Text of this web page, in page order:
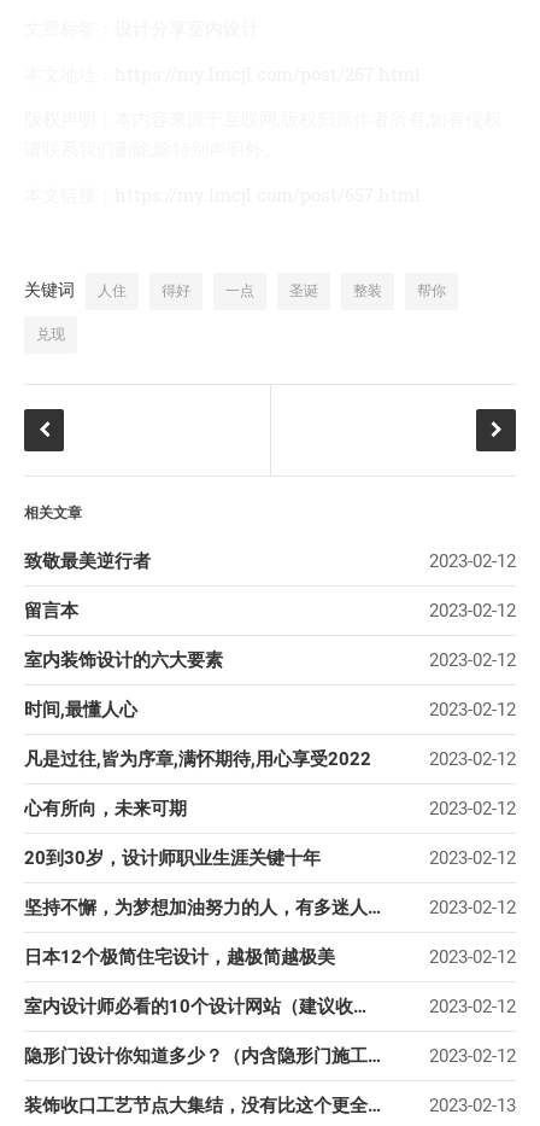
关键词 人住 得好 一点 圣诞 整装 帮你
兑现
相关文章
致敬最美逆行者 2023-02-12
留言本 2023-02-12
室内装饰设计的六大要素 2023-02-12
时间,最懂人心 2023-02-12
凡是过往,皆为序章,满怀期待,用心享受2022 2023-02-12
心有所向，未来可期 2023-02-12
20到30岁，设计师职业生涯关键十年 2023-02-12
坚持不懈，为梦想加油努力的人，有多迷人？ 2023-02-12
日本12个极简住宅设计，越极简越极美 2023-02-12
室内设计师必看的10个设计网站（建议收藏） 2023-02-12
隐形门设计你知道多少？（内含隐形门施工工艺） 2023-02-12
装饰收口工艺节点大集结，没有比这个更全的了，值得收藏 2023-02-13